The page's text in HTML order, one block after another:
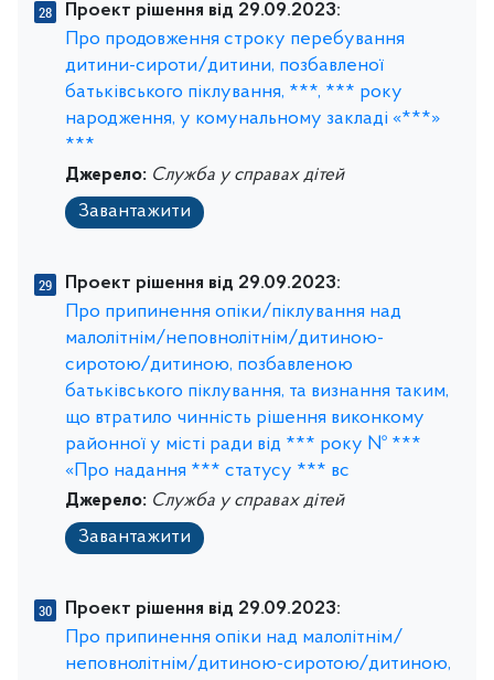
Проект рішення від 29.09.2023:
Про продовження строку перебування
дитини-сироти/дитини, позбавленої
батьківського піклування, ***, *** року
народження, у комунальному закладі «***»
***
Джерело: Служба у справах дітей
Завантажити
Проект рішення від 29.09.2023:
Про припинення опіки/піклування над
малолітнім/неповнолітнім/дитиною-
сиротою/дитиною, позбавленою
батьківського піклування, та визнання таким,
що втратило чинність рішення виконкому
районної у місті ради від *** року № ***
«Про надання *** статусу *** вс
Джерело: Служба у справах дітей
Завантажити
Проект рішення від 29.09.2023:
Про припинення опіки над малолітнім/
неповнолітнім/дитиною-сиротою/дитиною,